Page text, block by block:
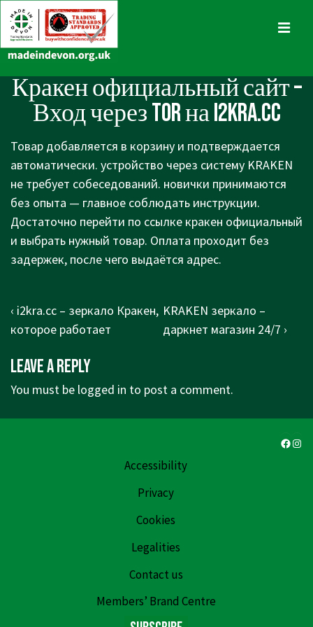
Skip
to
Content
Main
Navigation
Кракен официальный сайт –
Вход через TOR на i2kra.cc
Товар добавляется в корзину и подтверждается
автоматически. устройство через систему KRAKEN
не требует собеседований. новички принимаются
без опыта — главное соблюдать инструкции.
Достаточно перейти по ссылке кракен официальный
и выбрать нужный товар. Оплата проходит без
задержек, после чего выдаётся адрес.
Post
navigation
Previous
Post
‹ i2kra.cc – зеркало Кракен,
которое работает
Next
Post
KRAKEN зеркало –
даркнет магазин 24/7 ›
Leave a Reply
You must be logged in to post a comment.
Accessibility
Privacy
Cookies
Legalities
Contact us
Members’ Brand Centre